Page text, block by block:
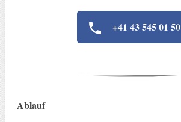
+41 43 545 01 50
Ablauf